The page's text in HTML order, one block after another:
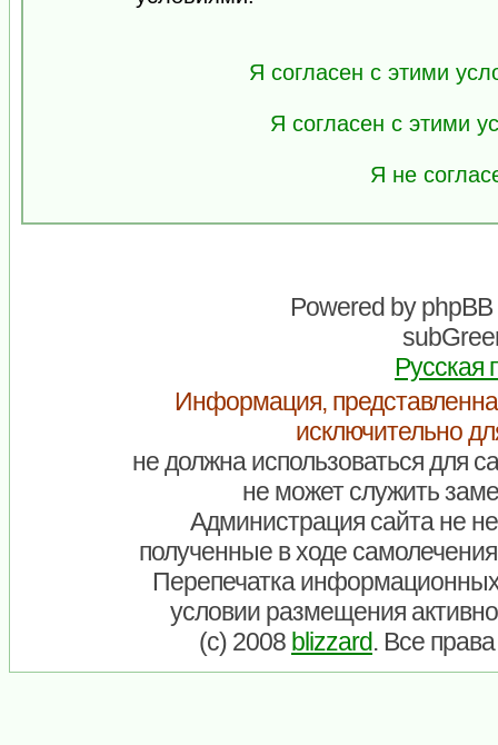
Я согласен с этими
Я согласен с этими
Я не
Powered byphpBB
Русская
Информация,
исключительно
не должна использоваться для
не может служить
Администрация сайта не
полученные в ходе
Перепечатка
условии размещения
(c) 2008 blizzard. Все